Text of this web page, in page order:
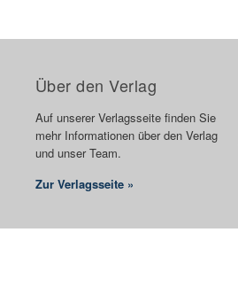
Über den Verlag
Auf unserer Verlagsseite finden Sie
mehr Informationen über den Verlag
und unser Team.
Zur Verlagsseite »